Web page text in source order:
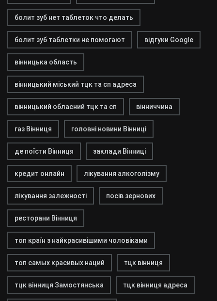
болит зуб нет таблеток что делать
болит зуб таблетки не помогают відгуки Google
вінницька область
вінницький міський тцк та сп адреса
вінницький обласний тцк та сп вінниччина
газ Вінниця головні новини Вінниці
де поїсти Вінниця заклади Вінниці
кредит онлайн лікування алкоголізму
лікування залежності посів зернових
ресторани Вінниця
топ країн з найкрасивішими чоловіками
топ самых красивых наций тцк вінниця
тцк вінниця Замостянська тцк вінниця адреса